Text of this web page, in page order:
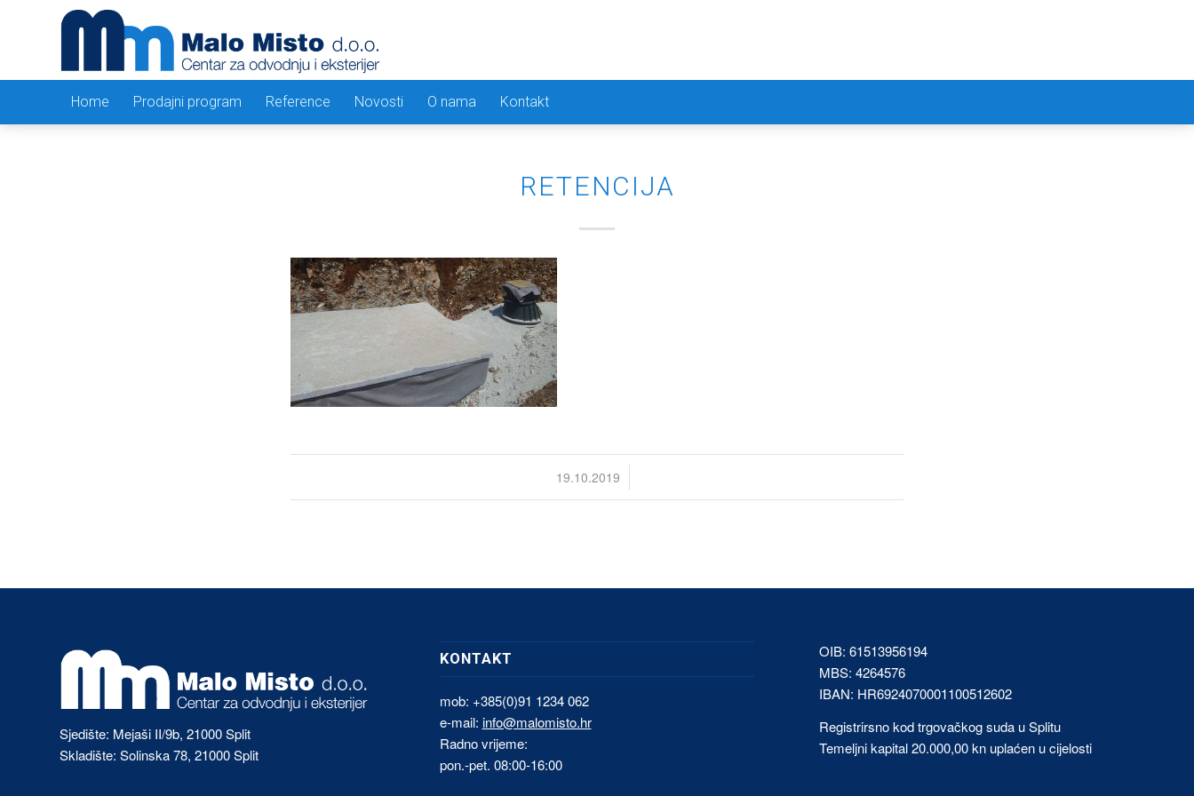
Home Prodajni program Reference Novosti O nama Kontakt
RETENCIJA
19.10.2019
/
Sjedište: Mejaši II/9b, 21000 Split
Skladište: Solinska 78, 21000 Split
KONTAKT
mob: +385(0)91 1234 062
e-mail: info@malomisto.hr
Radno vrijeme:
pon.-pet. 08:00-16:00
OIB: 61513956194
MBS: 4264576
IBAN: HR6924070001100512602
Registrirsno kod trgovačkog suda u Splitu
Temeljni kapital 20.000,00 kn uplaćen u cijelosti